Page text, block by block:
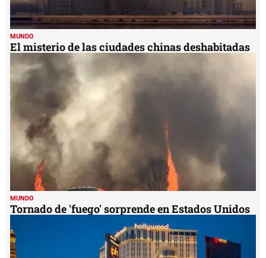
MUNDO
El misterio de las ciudades chinas deshabitadas
MUNDO
Tornado de 'fuego' sorprende en Estados Unidos